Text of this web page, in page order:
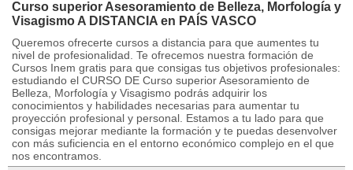
Curso superior Asesoramiento de Belleza, Morfología y
Visagismo A DISTANCIA en PAÍS VASCO
Queremos ofrecerte cursos a distancia para que aumentes tu
nivel de profesionalidad. Te ofrecemos nuestra formación de
Cursos Inem gratis para que consigas tus objetivos profesionales:
estudiando el CURSO DE Curso superior Asesoramiento de
Belleza, Morfología y Visagismo podrás adquirir los
conocimientos y habilidades necesarias para aumentar tu
proyección profesional y personal. Estamos a tu lado para que
consigas mejorar mediante la formación y te puedas desenvolver
con más suficiencia en el entorno económico complejo en el que
nos encontramos.